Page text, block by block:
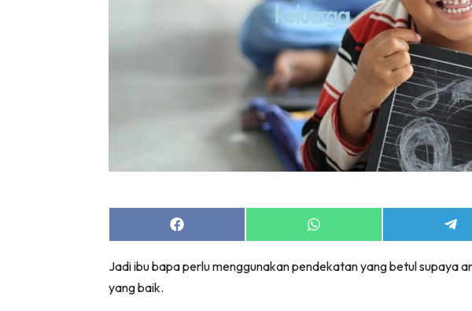
Share
on
Share
on
on
Jadi ibu bapa perlu menggunakan pendekatan yang betul supaya
yang baik.